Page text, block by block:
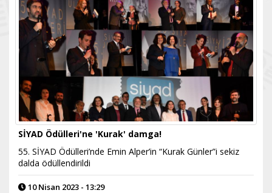
SİYAD Ödülleri'ne 'Kurak' damga!
55. SİYAD Ödülleri’nde Emin Alper’in “Kurak Günler”i sekiz
dalda ödüllendirildi
10 Nisan 2023 - 13:29